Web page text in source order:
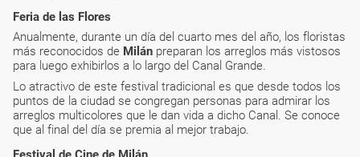
Feria de las Flores
Anualmente, durante un día del cuarto mes del año, los floristas
más reconocidos de Milán preparan los arreglos más vistosos
para luego exhibirlos a lo largo del Canal Grande.
Lo atractivo de este festival tradicional es que desde todos los
puntos de la ciudad se congregan personas para admirar los
arreglos multicolores que le dan vida a dicho Canal. Se conoce
que al final del día se premia al mejor trabajo.